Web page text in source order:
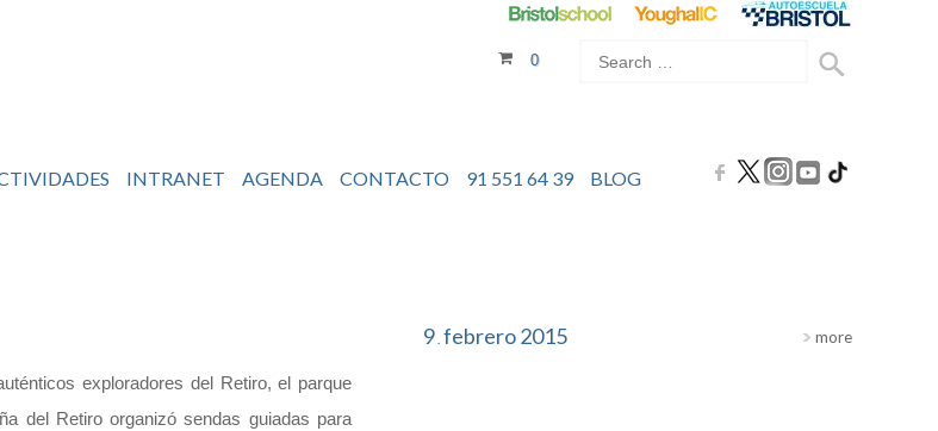
0
INTRANET AGENDA CONTACTO 91 551 64 39 BLOG
9 febrero2015
exploradores del Retiro, el parque
del Retiro organizó sendas guiadas para
more